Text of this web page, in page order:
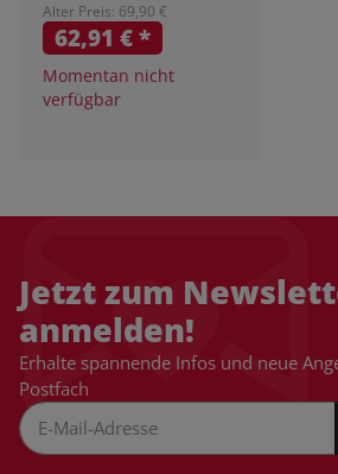
Alter Preis: 69,90 €
62,91 €*
Momentan nicht
verfügbar
Jetzt zum
anmelden!
Erhalte spannende Infos und neue
Postfach